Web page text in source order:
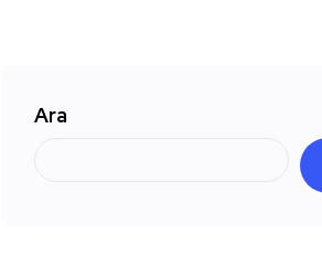
Ara